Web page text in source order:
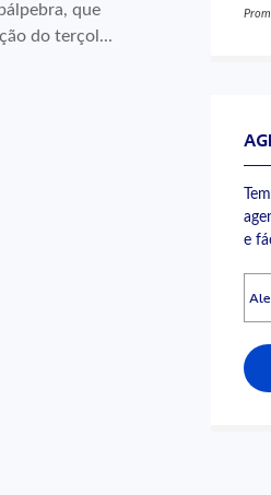
que
do terçol...
e